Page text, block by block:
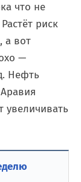
что не
риск
а вот
—
Нефть
увеличивать